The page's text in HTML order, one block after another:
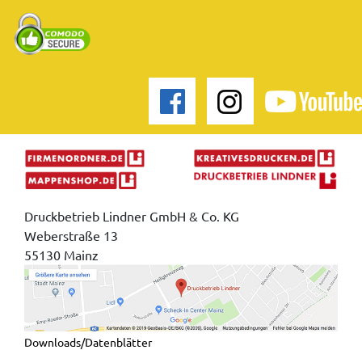
Druckbetrieb Lindner GmbH & Co. KG
Weberstraße 13
55130 Mainz
Downloads/Datenblätter